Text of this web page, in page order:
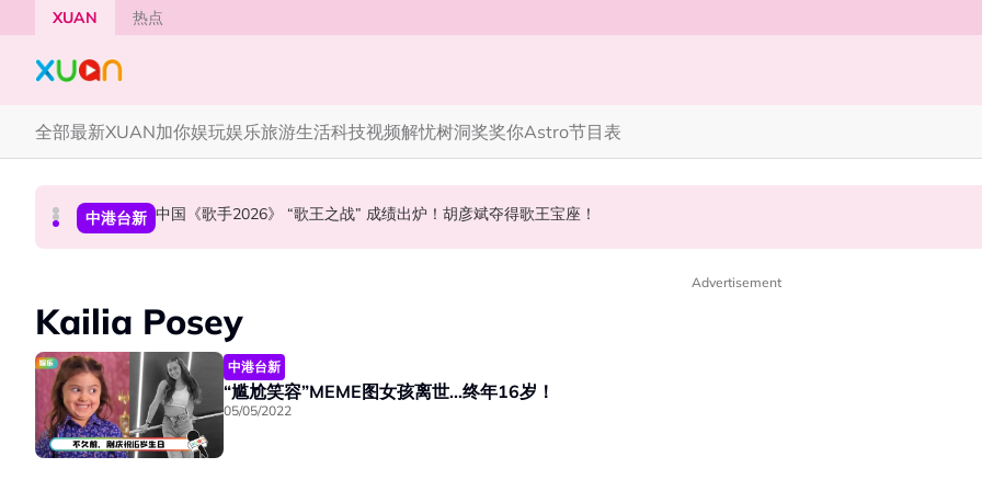
Skip to main content
XUAN 热点
全部最新XUAN加你娱玩娱乐旅游生活科技视频解忧树洞奖奖你Astro节目表
国际星闻 漫威CEO松口谈MCU未来！Tom Holland有望继续演Spider-Man！
国际星闻 BLACKPINK 10周年安排混乱！JISOO发文向BLINK道歉！
中港台新 中国《歌手2026》 “歌王之战” 成绩出炉！胡彦斌夺得歌王宝座！
Advertisement
Kailia Posey
中港台新
“尴尬笑容”MEME图女孩离世...终年16岁！
05/05/2022